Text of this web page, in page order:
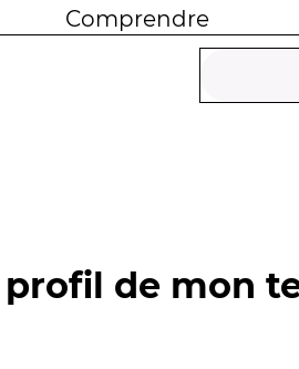
Comprendre
profil de mon